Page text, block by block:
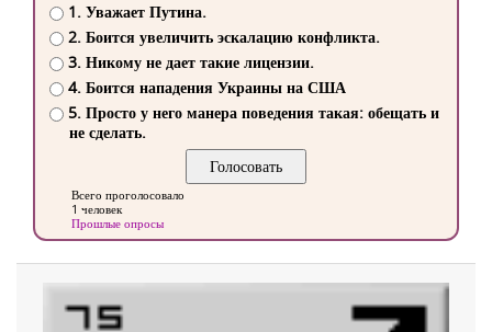
1. Уважает Путина.
2. Боится увеличить эскалацию конфликта.
3. Никому не дает такие лицензии.
4. Боится нападения Украины на США
5. Просто у него манера поведения такая: обещать и
не сделать.
Всего проголосовало
1 человек
Прошлые опросы